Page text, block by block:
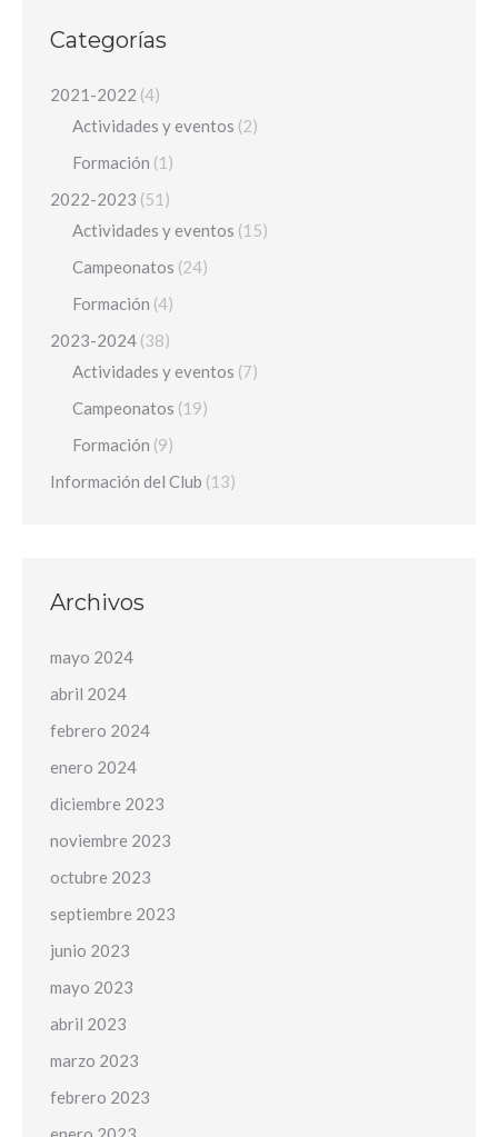
Categorías
2021-2022 (4)
Actividades y eventos (2)
Formación (1)
2022-2023 (51)
Actividades y eventos (15)
Campeonatos (24)
Formación (4)
2023-2024 (38)
Actividades y eventos (7)
Campeonatos (19)
Formación (9)
Información del Club (13)
Archivos
mayo 2024
abril 2024
febrero 2024
enero 2024
diciembre 2023
noviembre 2023
octubre 2023
septiembre 2023
junio 2023
mayo 2023
abril 2023
marzo 2023
febrero 2023